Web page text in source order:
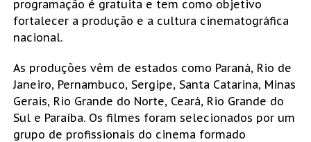
programação é gratuita e tem como objetivo
fortalecer a produção e a cultura cinematográfica
nacional.
As produções vêm de estados como Paraná, Rio de
Janeiro, Pernambuco, Sergipe, Santa Catarina, Minas
Gerais, Rio Grande do Norte, Ceará, Rio Grande do
Sul e Paraíba. Os filmes foram selecionados por um
grupo de profissionais do cinema formado